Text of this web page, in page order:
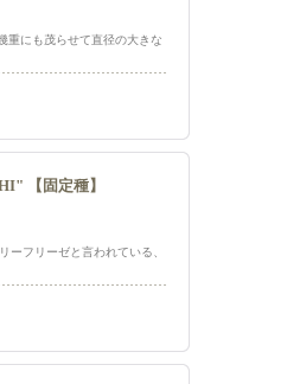
重にも茂らせて直径の大きな
【固定種】
フリーゼと言われている、